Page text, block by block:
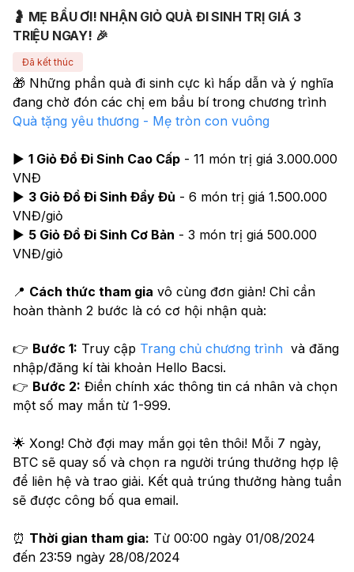
🤰 MẸ BẦU ƠI! NHẬN GIỎ QUÀ ĐI SINH TRỊ GIÁ 3
TRIỆU NGAY! 🎉
Đã kết thúc
🎁 Những phần quà đi sinh cực kì hấp dẫn và ý nghĩa
Quà tặng yêu thương - Mẹ tròn con vuông
▶️ 1 Giỏ Đồ Đi Sinh Cao Cấp - 11 món trị giá 3.000.000
VNĐ
▶️ 3 Giỏ Đồ Đi Sinh Đầy Đủ - 6 món trị giá 1.500.000
VNĐ/giỏ
▶️ 5 Giỏ Đồ Đi Sinh Cơ Bản - 3 món trị giá 500.000
VNĐ/giỏ
📍 Cách thức tham gia vô cùng đơn giản! Chỉ cần
hoàn thành 2 bước là có cơ hội nhận quà:
👉 Bước 1: Truy cập Trang chủ chương trình
  và đăng
nhập/đăng kí tài khoản Hello Bacsi.
👉 Bước 2: Điền chính xác thông tin cá nhân và chọn
một số may mắn từ 1-999.
🌟 Xong! Chờ đợi may mắn gọi tên thôi! Mỗi 7 ngày,
BTC sẽ quay số và chọn ra người trúng thưởng hợp lệ
để liên hệ và trao giải. Kết quả trúng thưởng hàng tuần
sẽ được công bố qua email.
⏰ Thời gian tham gia: Từ 00:00 ngày 01/08/2024
đến 23:59 ngày 28/08/2024